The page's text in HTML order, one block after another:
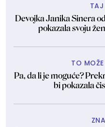
TAJ
Devojka Janika Sinera
pokazala svoju
TO
Pa, da li je moguće?
bi pokazala